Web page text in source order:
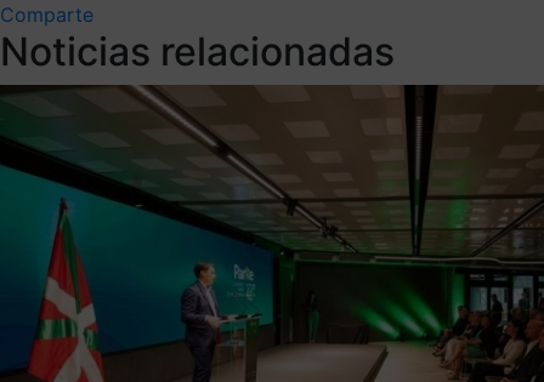
Comparte
Noticias relacionadas